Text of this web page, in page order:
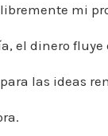
libremente mi
el dinero
las ideas